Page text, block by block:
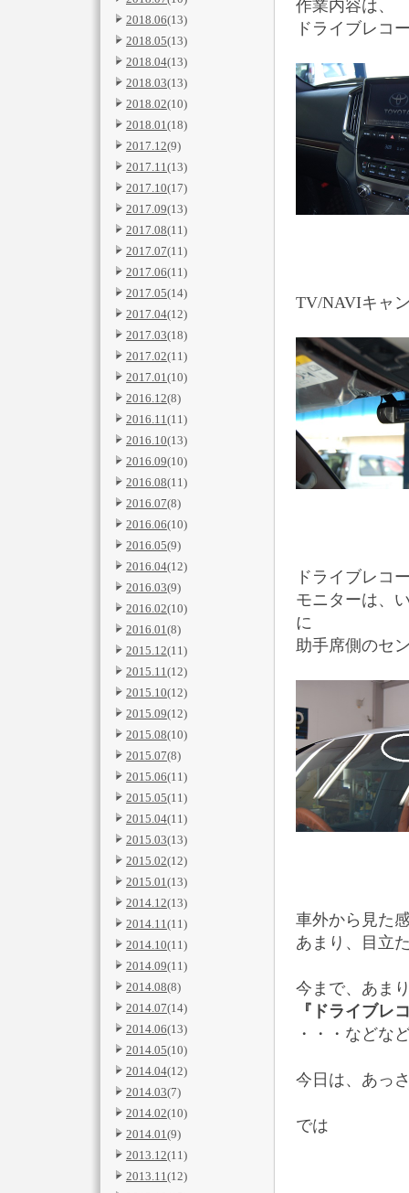
2018.06(13)
2018.05(13)
2018.04(13)
2018.03(13)
2018.02(10)
2018.01(18)
2017.12(9)
2017.11(13)
2017.10(17)
2017.09(13)
2017.08(11)
2017.07(11)
2017.06(11)
2017.05(14)
2017.04(12)
2017.03(18)
2017.02(11)
2017.01(10)
2016.12(8)
2016.11(11)
2016.10(13)
2016.09(10)
2016.08(11)
2016.07(8)
2016.06(10)
2016.05(9)
2016.04(12)
2016.03(9)
2016.02(10)
2016.01(8)
2015.12(11)
2015.11(12)
2015.10(12)
2015.09(12)
2015.08(10)
2015.07(8)
2015.06(11)
2015.05(11)
2015.04(11)
2015.03(13)
2015.02(12)
2015.01(13)
2014.12(13)
2014.11(11)
2014.10(11)
2014.09(11)
2014.08(8)
2014.07(14)
2014.06(13)
2014.05(10)
2014.04(12)
2014.03(7)
2014.02(10)
2014.01(9)
2013.12(11)
2013.11(12)
作業内容は、
ドライブレコ
TV/NAVIキャ
ドライブレコ
モニターは、
に
助手席側のセ
車外から見た
あまり、目立
今まで、あま
『ドライブレ
・・・などな
今日は、あっ
では